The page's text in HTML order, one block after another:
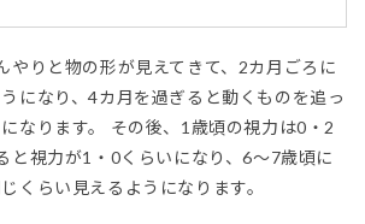
やりと物の形が見えてきて、2カ月ごろに
になり、4カ月を過ぎると動くものを追っ
なります。 その後、1歳頃の視力は0・2
と視力が1・0くらいになり、6～7歳頃に
くらい見えるようになります。